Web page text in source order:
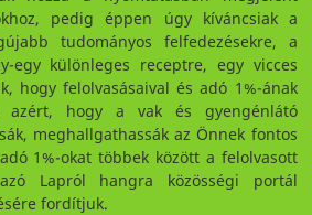
pedig éppen úgy kíváncsiak a
tudományos felfedezésekre, a
egy különleges receptre, egy vicces
hogy felolvasásaival és adó 1%-ának
azért, hogy a vak és gyengénlátó
meghallgathassák az Önnek fontos
1%-okat többek között a felolvasott
Lapról hangra közösségi portál
fordítjuk.